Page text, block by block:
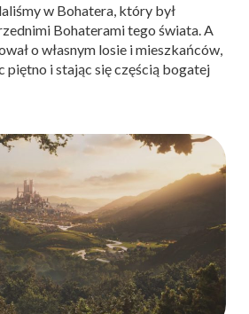
w Bohatera, który był
Bohaterami tego świata. A
o własnym losie i mieszkańców,
piętno i stając się częścią bogatej